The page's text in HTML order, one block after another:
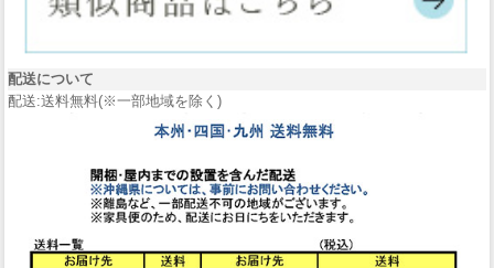
配送について
配送:送料無料(※一部地域を除く)